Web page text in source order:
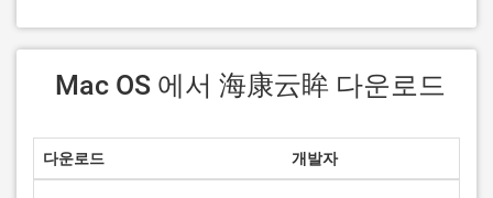
Mac OS 에서 海康云眸 다운로드
다운로드 개발자